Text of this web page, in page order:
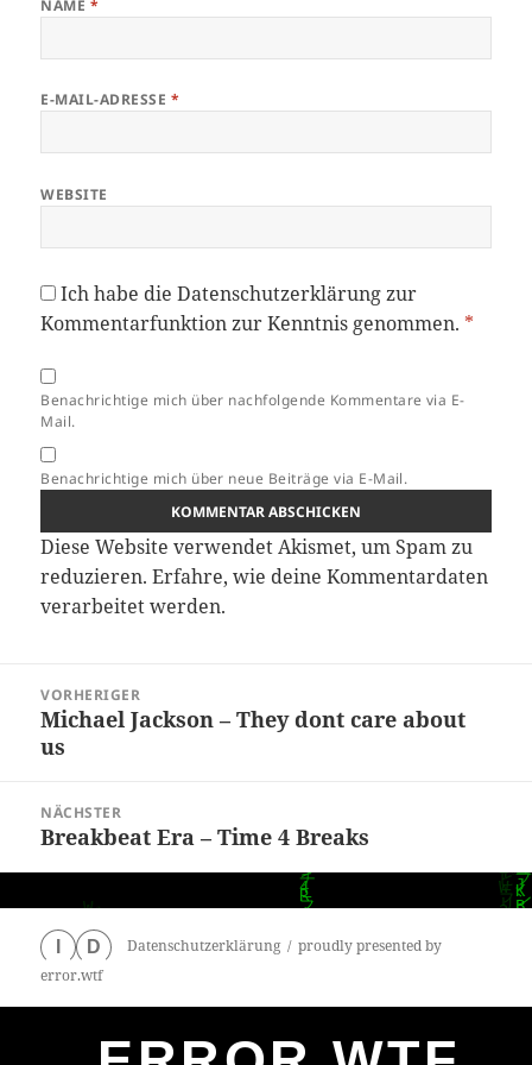
NAME *
E-MAIL-ADRESSE *
WEBSITE
Ich habe dieDatenschutzerklärungzur
Kommentarfunktion zur Kenntnis genommen. *
Benachrichtige mich über nachfolgende Kommentare via E-
Mail.
Benachrichtige mich über neue Beiträge via E-Mail.
Diese Website verwendet Akismet, um Spam zu
reduzieren.Erfahre, wie deine Kommentardaten
verarbeitet werden.
VORHERIGER
Vorheriger
Beitrag:
Michael Jackson – They dont care about
us
NÄCHSTER
Nächster
Beitrag:
Breakbeat Era – Time 4 Breaks
D Datenschutzerklärung
proudly presented by
error.wtf